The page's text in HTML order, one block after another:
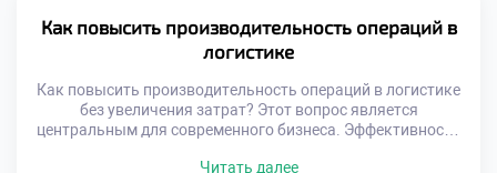
влияют на состояние окружающей среды. Специалист
обязан учитывать экологические факторы при
планировании работы. Регуляторное давление и запрос
общества меняют правила игры. Компании […]
Как повысить производительность операций в
логистике
Как повысить производительность операций в логистике
без увеличения затрат? Этот вопрос является
центральным для современного бизнеса. Эффективность
Читать далее